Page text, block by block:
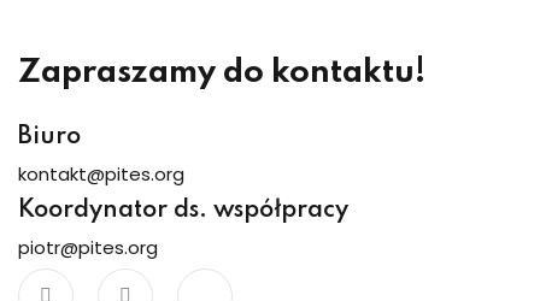
Zapraszamy do kontaktu!
Biuro
kontakt@pites.org
Koordynator ds. współpracy
piotr@pites.org